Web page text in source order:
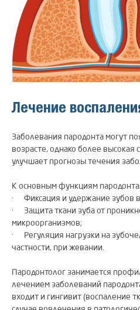
Лечение
Заболевания пародонта могут
возрасте, однако более высокая
улучшает прогнозы течения
К основным функциям пародонта
· Фиксация и удержание зубов
· Защита ткани зуба от
микроорганизмов;
· Регуляция нагрузки на
частности, при жевании.
Пародонтолог занимается
лечением заболеваний
входит и гингивит (воспаление